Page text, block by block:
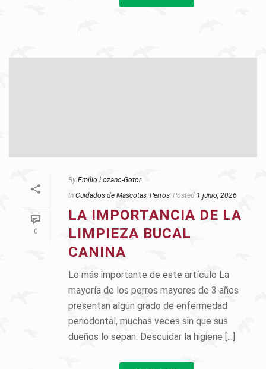
0
By Emilio Lozano-Gotor
In Cuidados de Mascotas Perros Posted 1 junio, 2026
LA IMPORTANCIA DE LA
LIMPIEZA BUCAL
CANINA
Lo más importante de este artículo La
mayoría de los perros mayores de 3 años
presentan algún grado de enfermedad
periodontal, muchas veces sin que sus
dueños lo sepan. Descuidar la higiene [...]